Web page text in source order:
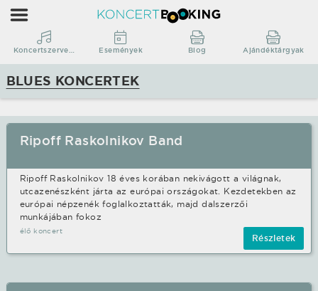
Koncertbooking
Koncertszervezés
|
Koncertek
fellépések
Blues
stílusban.
Koncertszervezés Események Blog Ajándéktárgyak
BLUES KONCERTEK
Ripoff Raskolnikov Band
Ripoff Raskolnikov 18 éves korában nekivágott a világnak,
utcazenészként járta az európai országokat. Kezdetekben az
európai népzenék foglalkoztatták, majd dalszerzői
munkájában fokoz
élő koncert
Részletek